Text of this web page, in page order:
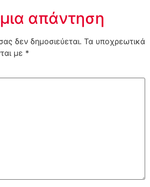
απάντηση
δεν δημοσιεύεται. Τα υποχρεωτικά
με *